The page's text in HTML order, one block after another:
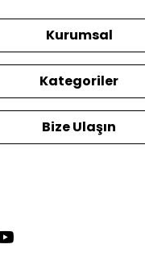
Kurumsal
Kategoriler
Bize Ulaşın